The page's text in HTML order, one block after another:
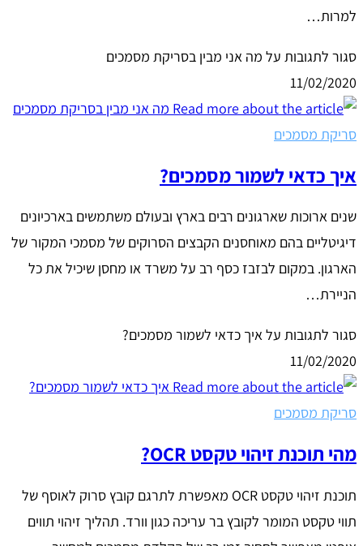
למרות…
סגור לתגובות על מה אני מבין בסריקת מסמכים
11/02/2020
סריקת מסמכים
איך כדאי לשמור מסמכים?
שנים ארוכות שארגונים רבים בארץ ובעולם משתמשים בארכיונים
דיגיטליים בהם מאוחסנים הקבצים הסרוקים של מסמכי המקור של
הארגון. במקום לבזבז כסף רב על משרד או מחסן שיכיל את כל
הניירת…
סגור לתגובות על איך כדאי לשמור מסמכים?
11/02/2020
סריקת מסמכים
מהי תוכנת זיהוי טקסט OCR?
תוכנת זיהוי טקסט OCR מאפשרת לתרגם קובץ סרוק לאוסף של
תווי טקסט המומר לקובץ בר עריכה כגון וורד. תהליך זיהוי תווים